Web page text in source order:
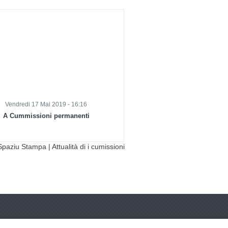
Vendredi 17 Mai 2019 - 16:16
A Cummissioni permanenti
Stampa | Attualità di i cumissioni